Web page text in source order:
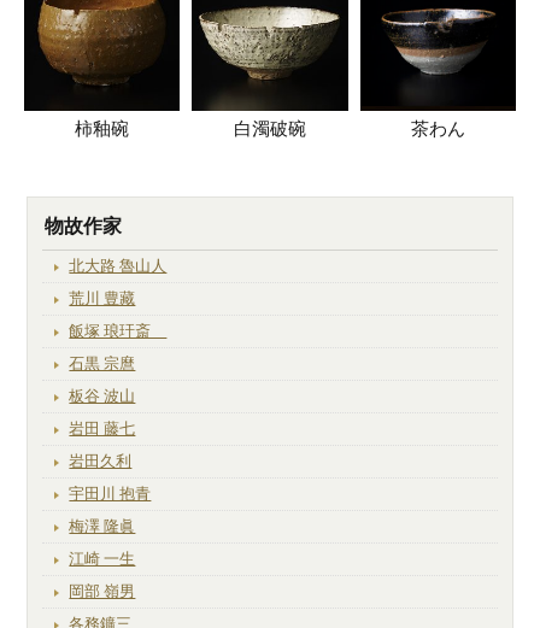
柿釉碗 白濁破碗 茶わん
物故作家
北大路 魯山人
荒川 豊藏
飯塚 琅玕斎
石黒 宗麿
板谷 波山
岩田 藤七
岩田久利
宇田川 抱青
梅澤 隆眞
江崎 一生
岡部 嶺男
各務鑛三